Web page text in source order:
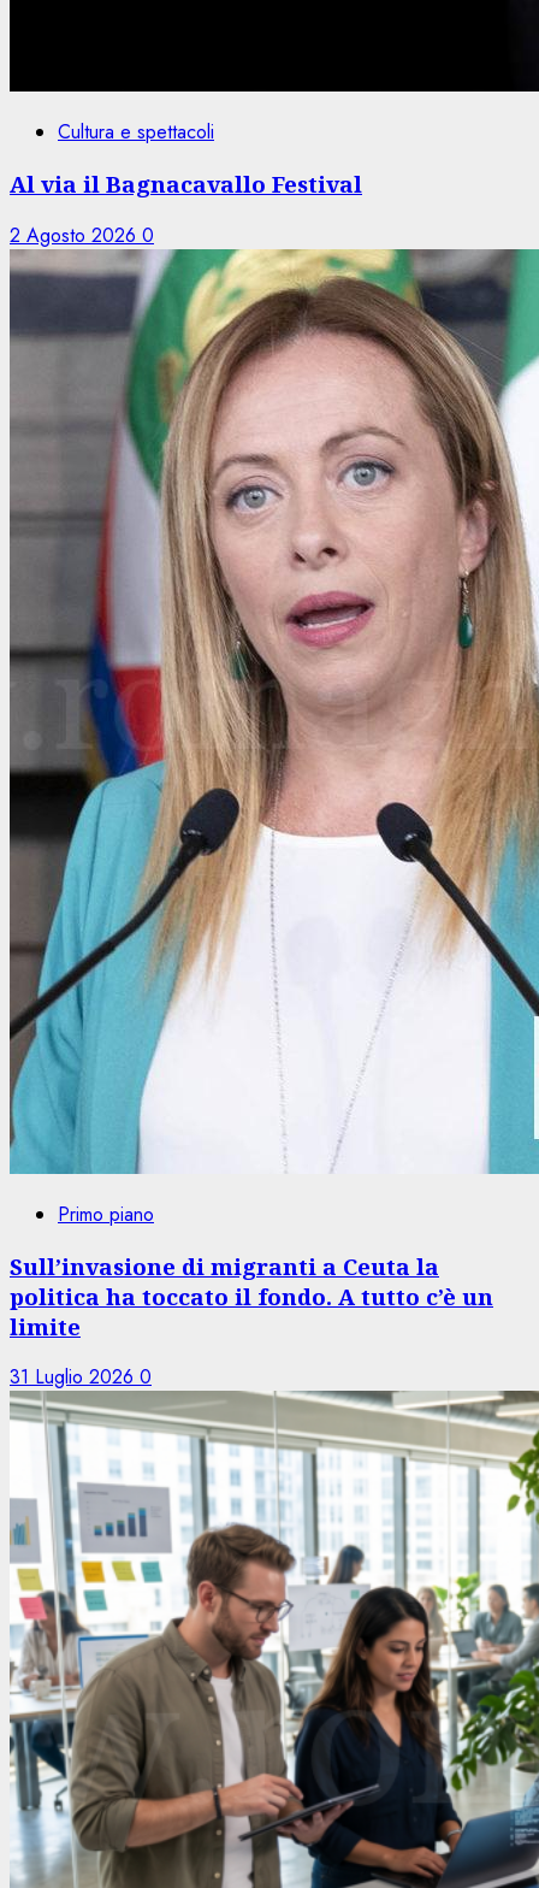
Cultura e spettacoli
Al via il Bagnacavallo Festival
2 Agosto 2026 0
Primo piano
Sull’invasione di migranti a Ceuta la
politica ha toccato il fondo. A tutto c’è un
limite
31 Luglio 2026 0